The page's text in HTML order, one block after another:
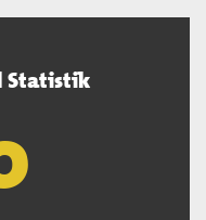
Statistik